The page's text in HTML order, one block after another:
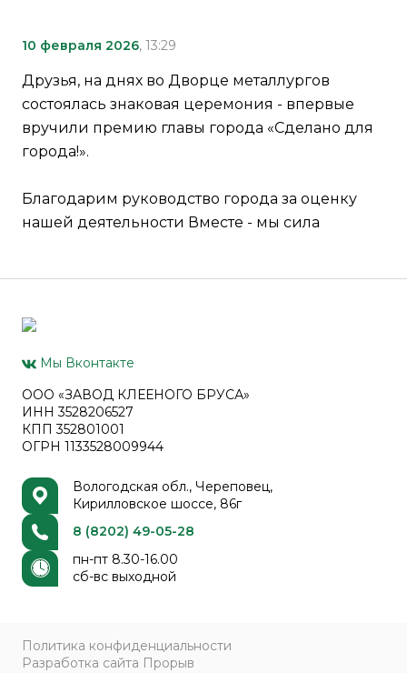
10 февраля 2026, 13:29
Друзья, на днях во Дворце металлургов
состоялась знаковая церемония - впервые
вручили премию главы города «Сделано для
города!».
Благодарим руководство города за оценку
нашей деятельности Вместе - мы сила
Мы Вконтакте
ООО «ЗАВОД КЛЕЕНОГО БРУСА»
ИНН 3528206527
КПП 352801001
ОГРН 1133528009944
Вологодская обл., Череповец,
Кирилловское шоссе, 86г
8 (8202) 49-05-28
пн-пт 8.30-16.00
сб-вс выходной
Политика конфиденциальности
Разработка сайта Прорыв